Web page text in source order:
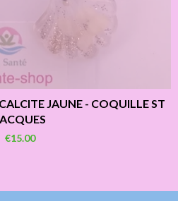
JAUNE - COQUILLE ST
€15.00